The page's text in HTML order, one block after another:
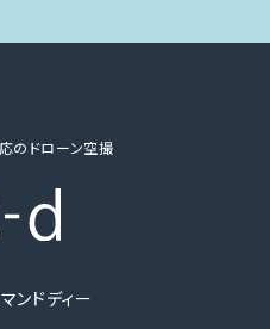
のドローン空撮
ンドディー